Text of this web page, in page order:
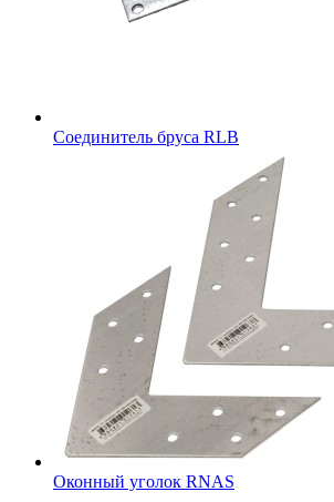
Соединитель бруса RLB
Оконный уголок RNAS